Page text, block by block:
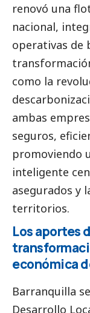
renovó una
nacional,
operativas de
como la
ambas
seguros,
promoviendo
inteligente
asegurados y
territorios.
Los aportes
económica
Barranquilla
Desarrollo